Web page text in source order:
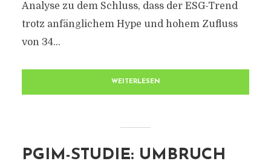
Analyse zu dem Schluss, dass der ESG-Trend
trotz anfänglichem Hype und hohem Zufluss
von 34...
WEITERLESEN
PGIM-STUDIE: UMBRUCH